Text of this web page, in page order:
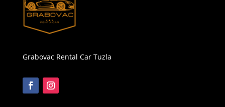
Grabovac Rental Car Tuzla